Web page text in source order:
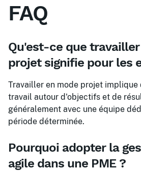
FAQ
Qu'est-ce que
projet signifie pour les
Travailler en mode projet
travail autour d'objectifs et de
généralement avec une équipe
période déterminée.
Pourquoi adopter la
agile dans une PME ?